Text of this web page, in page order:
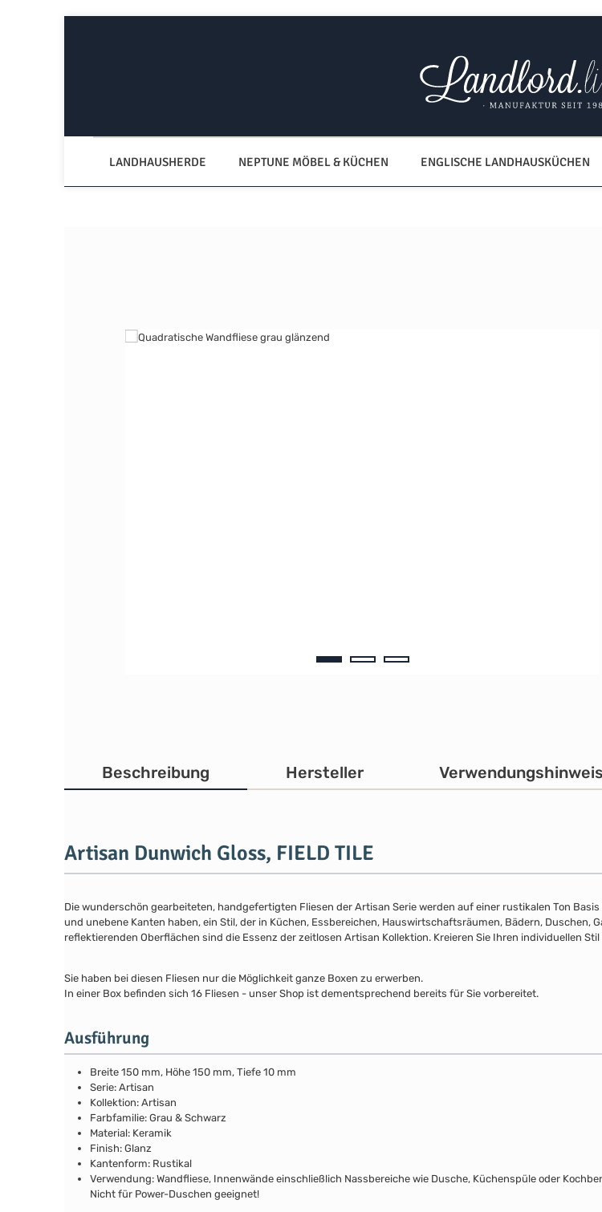
LANDHAUSHERDE NEPTUNE MÖBEL & KÜCHEN ENGLISCHE LANDHAUSKÜCHEN
Bildergalerie überspringen
Beschreibung Hersteller
Artisan Dunwich Gloss, FIELD TILE
Die wunderschön gearbeiteten, handgefertigten Fliesen der Artisan Serie werden auf einer rustikalen Ton
und unebene Kanten haben, ein Stil, der in Küchen, Essbereichen, Hauswirtschaftsräumen, Bädern,
reflektierenden Oberflächen sind die Essenz der zeitlosen Artisan Kollektion. Kreieren Sie Ihren individuellen
Sie haben bei diesen Fliesen nur die Möglichkeit ganze Boxen zu erwerben.
In einer Box befinden sich 16 Fliesen - unser Shop ist dementsprechend bereits für Sie vorbereitet.
Ausführung
Breite 150 mm, Höhe 150 mm, Tiefe 10 mm
Serie: Artisan
Kollektion: Artisan
Farbfamilie: Grau & Schwarz
Material: Keramik
Finish: Glanz
Kantenform: Rustikal
Verwendung: Wandfliese, Innenwände einschließlich Nassbereiche wie Dusche, Küchenspüle oder
Nicht für Power-Duschen geeignet!